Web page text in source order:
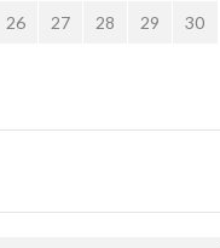
26 27 28 29 30